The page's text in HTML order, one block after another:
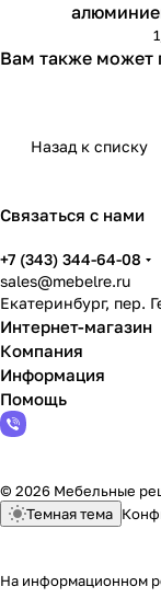
Вам также может
Назад к списку
Связаться с нами
+7 (343) 344-64-08
sales@mebelre.ru
Екатеринбург, пер.
Интернет-магазин
Компания
Информация
Помощь
© 2026 Мебельные
Темная тема
На информационном